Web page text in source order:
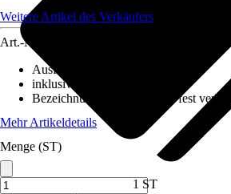
Weitere Artikel des Verkäufers
Art.-Nr.
Ausführung
inklusive Leuchtmittel
Bezeichnung Fassung
LED fest verbaut
Mehr Artikeldetails
Menge (ST)
1 ST